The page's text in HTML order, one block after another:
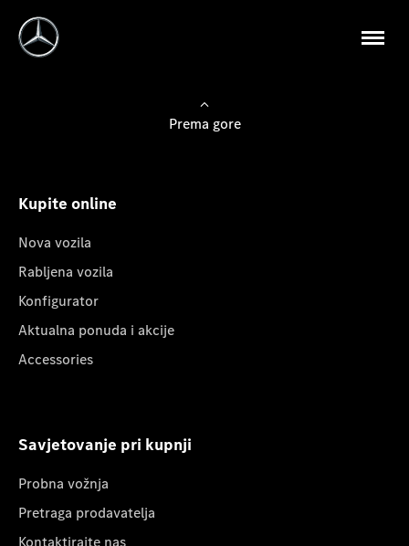
Prema gore
Kupite online
Nova vozila
Rabljena vozila
Konfigurator
Aktualna ponuda i akcije
Accessories
Savjetovanje pri kupnji
Probna vožnja
Pretraga prodavatelja
Kontaktirajte nas